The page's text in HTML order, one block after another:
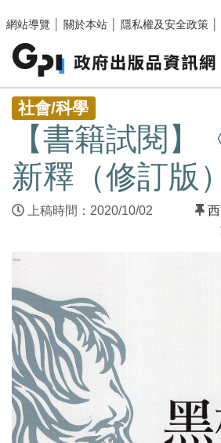
網站導覽
關於本站 隱私權及安全政策
:::
社會/科學
【書籍試閱】
新釋（修訂版
上稿時間：2020/10/02